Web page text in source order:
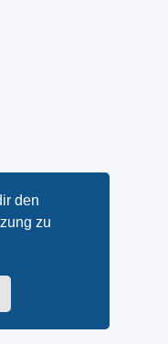
den
zu